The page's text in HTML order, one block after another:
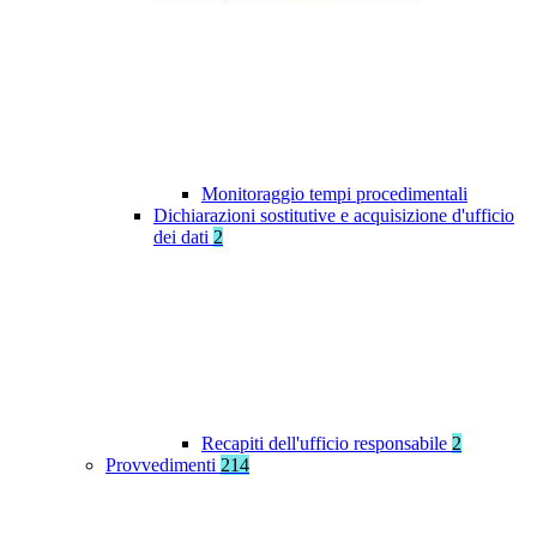
Monitoraggio tempi procedimentali
Dichiarazioni sostitutive e acquisizione d'ufficio
dei dati 2
Recapiti dell'ufficio responsabile 2
Provvedimenti 214